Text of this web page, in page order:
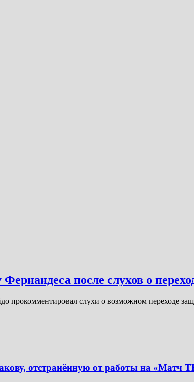
после слухов о
слухи о возможном переходе
отстранённую от работы на «Матч